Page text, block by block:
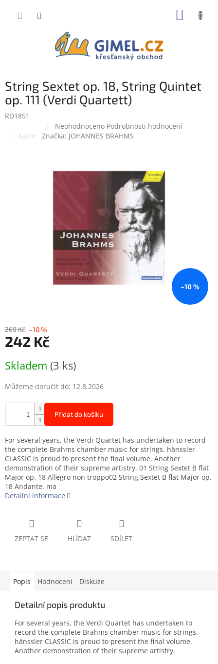
String Sextet op. 18, String Quintet
op. 111 (Verdi Quartett)
RD1851
Průměrné
hodnocení
z
Neohodnoceno Podrobnosti hodnocení
Značka: JOHANNES BRAHMS
–10 %
269 Kč –10 %
242 Kč
cena:
Skladem (3 ks)
Můžeme doručit do: 12.8.2026
Přidat do košíku
For several years, the Verdi Quartet has undertaken to record
the complete Brahms chamber music for strings. hänssler
CLASSIC is proud to present the final volume. Another
demonstration of their supreme artistry. 01 String Sextet B flat
Major op. 18 Allegro non troppo02 String Sextet B flat Major op.
18 Andante, ma
Detailní informace
ZEPTAT SE HLÍDAT SDÍLET
Popis Hodnocení Diskuze
Detailní popis produktu
For several years, the Verdi Quartet has undertaken to
record the complete Brahms chamber music for strings.
hänssler CLASSIC is proud to present the final volume.
Another demonstration of their supreme artistry.